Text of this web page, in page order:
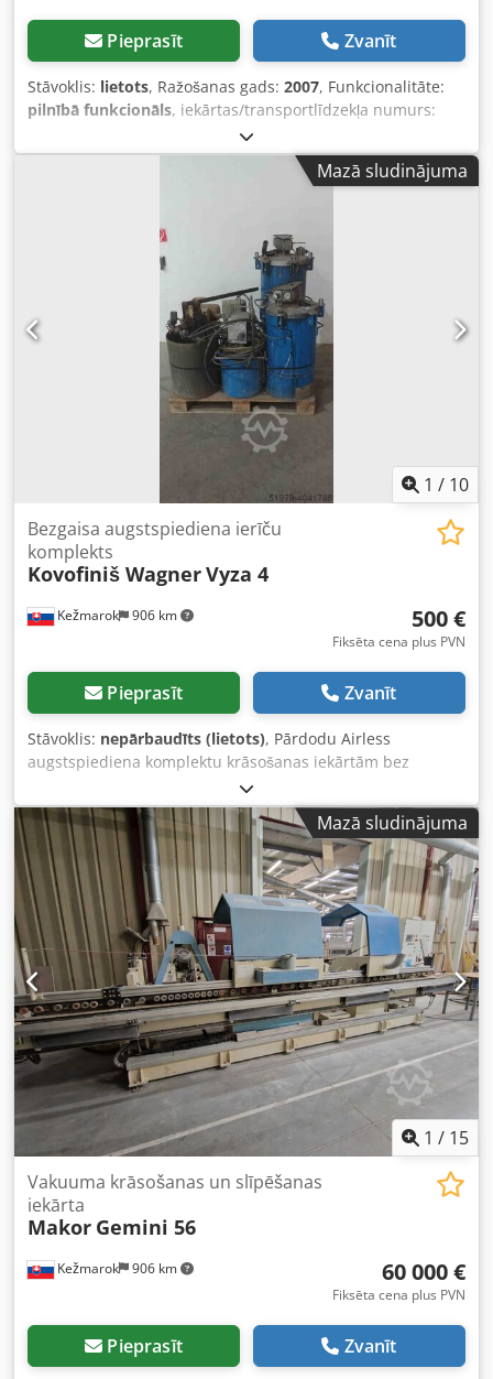
Pieprasīt Zvanīt
Stāvoklis: lietots, Ražošanas gads: 2007, Funkcionalitāte:
pilnībā funkcionāls, iekārtas/transportlīdzekļa numurs:
, Piedāvājam šo lietoto Cefla Finishing
SPRAYBOTIC RU MW iekārtu, ražošanas gads: 2007.
Iekārtas veids: SPRAYBOTIC RU MW Ražošanas gads: 2007
Barošanas spriegums: 380 V Elektroenerģijas frekvence: 50
Hz Kopējā uzstādītā jauda: 38,5 kW Ja jums ir jautājumi vai
nepieciešama papildu informācija, droši rakstiet mums vai
Mazā sludinājuma
1 / 10
Kežmarok 906 km
Bezgaisa augstspiediena ierīču
komplekts
Kovofiniš WagnerVyza 4
500 €
Fiksēta cena plus PVN
Pieprasīt Zvanīt
Stāvoklis: nepārbaudīts (lietots), Pārdodu Airless
augstspiediena komplektu krāsošanas iekārtām bez
pistolēm. 2 gab. augstspiediena sūkņi Kovofiniš vyza 4V ar
attiecību 33:1, darba spiediens 9–25 MPa 1 gab.
augstspiediena sūknis Wagner 600 Airless Dkedpsd Nnb
Rjfx Anzsr 2 gab. augstspiediena tvertnes Kovofiniš TZ60M
un TZ100M 1 gab. Kovofiniš tvertne Noliktavā, pieejams
tūlītējai pārdošanai Kopējā cena 1000 eiro.
Mazā sludinājuma
1 / 15
Kežmarok 906 km
Vakuuma krāsošanas un slīpēšanas
iekārta
Makor Gemini 56
60 000 €
Fiksēta cena plus PVN
Pieprasīt Zvanīt